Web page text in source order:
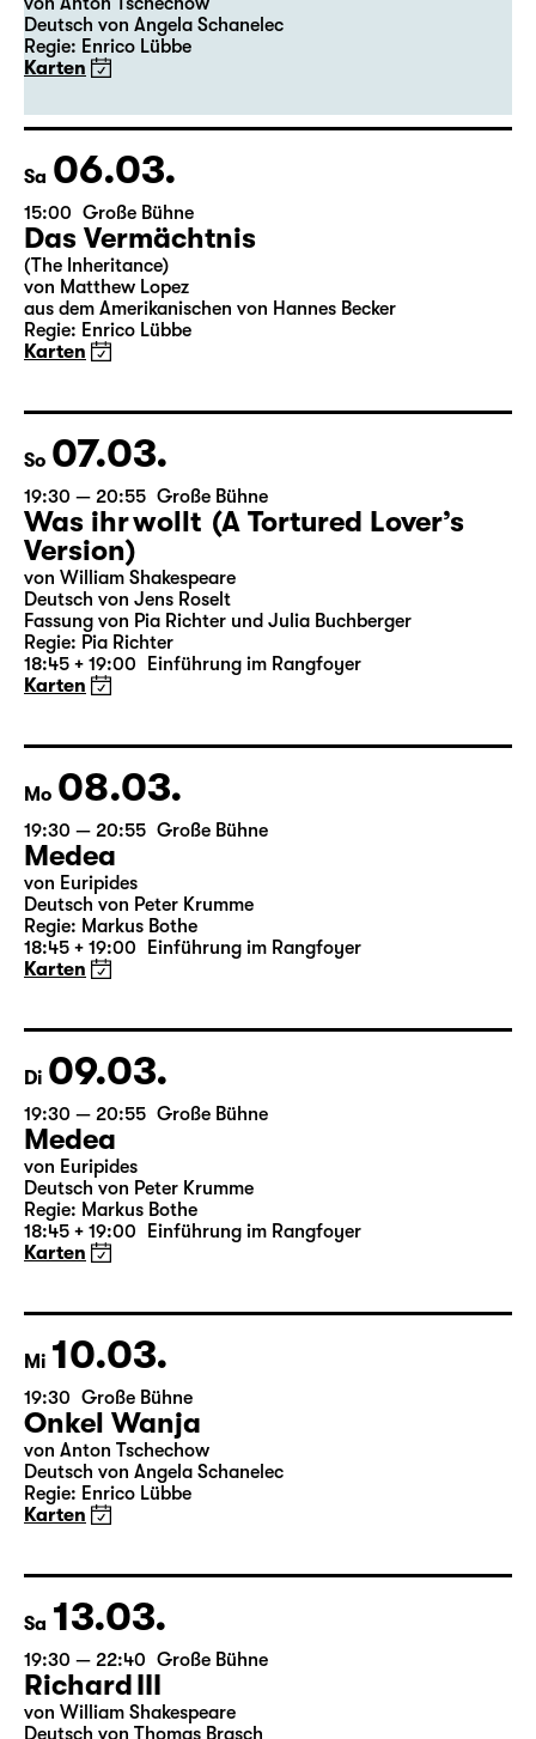
19:30 Große Bühne
Premiere
Onkel Wanja
Deutsch von Angela Schanelec
Regie: Enrico Lübbe
Karten
Sa 06.03.
15:00 Große Bühne
Das Vermächtnis
(The Inheritance)
Regie: Enrico Lübbe
Karten
So 07.03.
19:30 — 20:55 Große Bühne
Was ihr wollt (A Tortured Lover’s
Version)
von William Shakespeare
Deutsch von Jens Roselt
18:45 + 19:00 Einführung im Rangfoyer
Karten
Mo 08.03.
19:30 — 20:55 Große Bühne
Medea
von Euripides
18:45 + 19:00 Einführung im Rangfoyer
Karten
Di 09.03.
19:30 — 20:55 Große Bühne
Medea
von Euripides
18:45 + 19:00 Einführung im Rangfoyer
Karten
Mi 10.03.
19:30 Große Bühne
Onkel Wanja
Regie: Enrico Lübbe
Karten
Sa 13.03.